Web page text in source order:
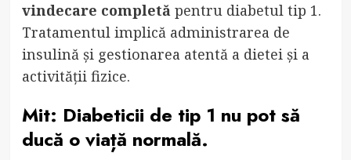
vindecare completăpentru diabetul tip 1.
Tratamentul implică administrarea de
insulină și gestionarea atentă a dietei și a
activității fizice.
Mit: Diabeticii de tip 1 nu pot să
ducă o viață normală.